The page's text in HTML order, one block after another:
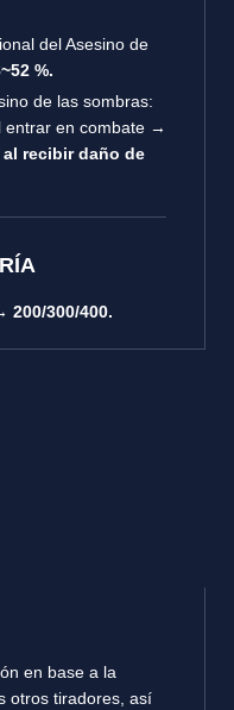
del Asesino de
%.
de las sombras:
entrar en combate →
recibir daño de
200/300/400.
en base a la
otros tiradores, así